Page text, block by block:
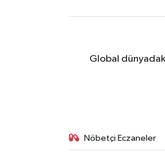
Global
Nöbetçi Eczaneler